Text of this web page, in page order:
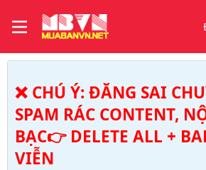
❌ CHÚ Ý: ĐĂNG SAI
SPAM RÁC CONTENT,
BẠC👉 DELETE ALL +
VIỄN